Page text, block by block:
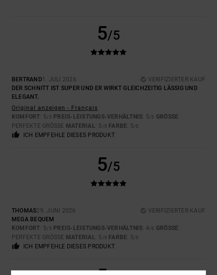
5/5
BERTRAND1. JULI 2026
VERIFIZIERTER KAUF
DER SCHNITT IST SUPER UND ER WIRKT GLEICHZEITIG LÄSSIG UND
ELEGANT.
Original anzeigen - Français
KOMFORT: 5/5 PREIS-LEISTUNGS-VERHÄLTNIS: 5/5 GRÖSSE :
PERFEKTE GRÖSSE MATERIAL: 5 /5 FARBE: 5/5
ICH EMPFEHLE DIESES PRODUKT
5/5
THOMAS29. JUNI 2026
VERIFIZIERTER KAUF
MEGA BEQUEM
KOMFORT: 5/5 PREIS-LEISTUNGS-VERHÄLTNIS: 4/5 GRÖSSE :
PERFEKTE GRÖSSE MATERIAL: 5 /5 FARBE: 5/5
ICH EMPFEHLE DIESES PRODUKT